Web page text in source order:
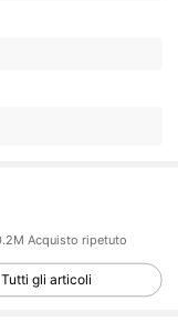
Acquisto ripetuto
Tutti gli articoli